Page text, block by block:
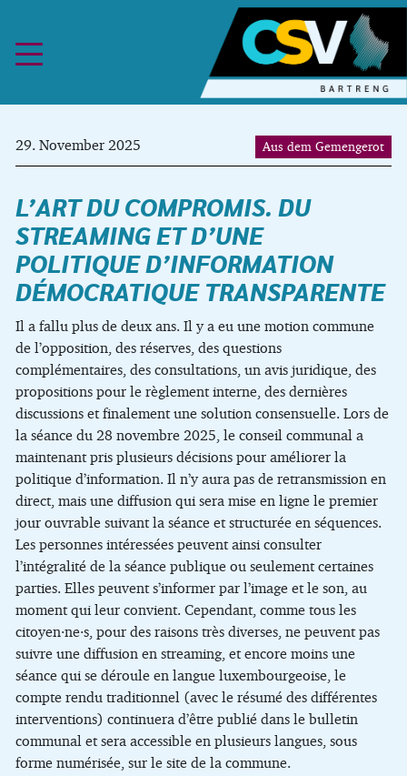
L’ART DU COMPROMIS. DU
STREAMING ET D’UNE
POLITIQUE D’INFORMATION
DÉMOCRATIQUE TRANSPARENTE
29. November 2025 Aus dem Gemengerot
Il a fallu plus de deux ans. Il y a eu une motion commune
de l’opposition, des réserves, des questions
complémentaires, des consultations, un avis juridique, des
propositions pour le règlement interne, des dernières
discussions et finalement une solution consensuelle. Lors de
la séance du 28 novembre 2025, le conseil communal a
maintenant pris plusieurs décisions pour améliorer la
politique d’information. Il n’y aura pas de retransmission en
direct, mais une diffusion qui sera mise en ligne le premier
jour ouvrable suivant la séance et structurée en séquences.
Les personnes intéressées peuvent ainsi consulter
l’intégralité de la séance publique ou seulement certaines
parties. Elles peuvent s’informer par l’image et le son, au
moment qui leur convient. Cependant, comme tous les
citoyen·ne·s, pour des raisons très diverses, ne peuvent pas
suivre une diffusion en streaming, et encore moins une
séance qui se déroule en langue luxembourgeoise, le
compte rendu traditionnel (avec le résumé des différentes
interventions) continuera d’être publié dans le bulletin
communal et sera accessible en plusieurs langues, sous
forme numérisée, sur le site de la commune.